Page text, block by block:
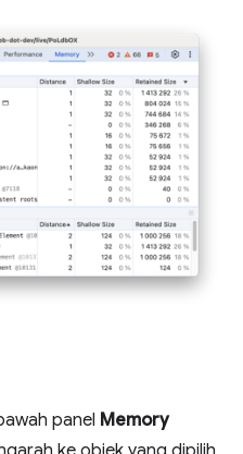
panel Memory